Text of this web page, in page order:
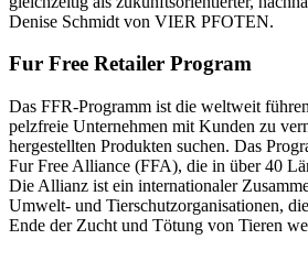
Denise Schmidt von VIER PFOTEN.
Fur Free Retailer Program
Das FFR-Programm ist die weltweit
pelzfreie Unternehmen mit Kunden zu
hergestellten Produkten suchen. Das
Fur Free Alliance (FFA), die in über 40
Die Allianz ist ein internationaler
Umwelt- und Tierschutzorganisationen,
Ende der Zucht und Tötung von Tieren